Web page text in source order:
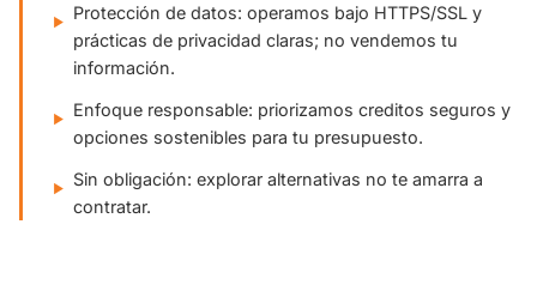
Protección de datos: operamos bajo HTTPS/SSL y
prácticas de privacidad claras; no vendemos tu
información.
Enfoque responsable: priorizamos creditos seguros y
opciones sostenibles para tu presupuesto.
Sin obligación: explorar alternativas no te amarra a
contratar.